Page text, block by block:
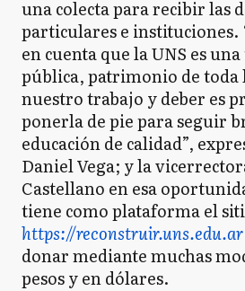
una colecta para recibir las
particulares e instituciones.
en cuenta que la UNS es
pública, patrimonio de toda
nuestro trabajo y deber es
ponerla de pie para seguir
educación de calidad”,
Daniel Vega; y la
Castellano en esa
tiene como plataforma el
https://reconstruir.uns.edu.ar
donar mediante muchas
pesos y en dólares.